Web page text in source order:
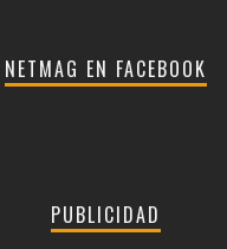
NETMAG EN FACEBOOK
PUBLICIDAD